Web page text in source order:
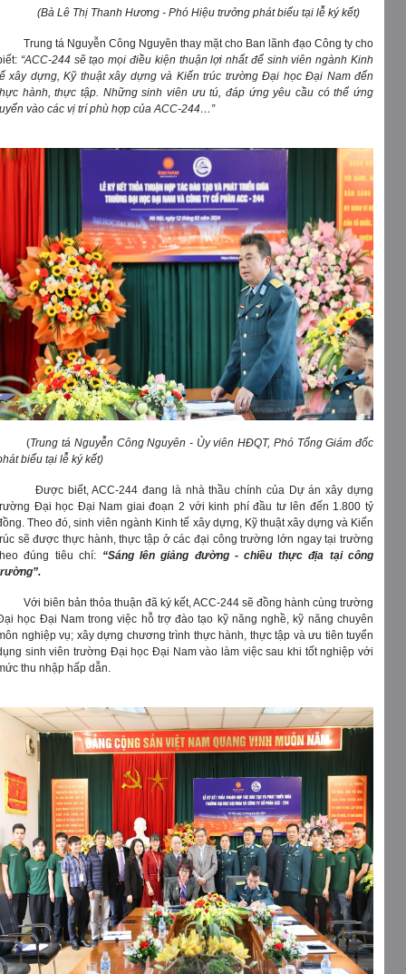
Lê Thị Thanh Hương - Phó Hiệu trưởng phát biểu tại lễ ký kết)
tá Nguyễn Công Nguyên thay mặt cho Ban lãnh đạo Công ty cho
“ACC-244 sẽ tạo mọi điều kiện thuận lợi nhất để sinh viên ngành Kinh
xây dựng, Kỹ thuật xây dựng và Kiến trúc trường Đại học Đại Nam đến
hành, thực tập. Những sinh viên ưu tú, đáp ứng yêu cầu có thể ứng
vào các vị trí phù hợp của ACC-244…”
Trung tá Nguyễn Công Nguyên - Ủy viên HĐQT, Phó Tổng Giám đốc
biểu tại lễ ký kết)
biết, ACC-244 đang là nhà thầu chính của Dự án xây dựng
Đại học Đại Nam giai đoạn 2 với kinh phí đầu tư lên đến 1.800 tỷ
Theo đó, sinh viên ngành Kinh tế xây dựng, Kỹ thuật xây dựng và Kiến
sẽ được thực hành, thực tập ở các đại công trường lớn ngay tại trường
đúng tiêu chí: “Sáng lên giảng đường - chiều thực địa tại công
biên bản thỏa thuận đã ký kết, ACC-244 sẽ đồng hành cùng trường
học Đại Nam trong việc hỗ trợ đào tạo kỹ năng nghề, kỹ năng chuyên
nghiệp vụ; xây dựng chương trình thực hành, thực tập và ưu tiên tuyển
sinh viên trường Đại học Đại Nam vào làm việc sau khi tốt nghiệp với
thu nhập hấp dẫn.